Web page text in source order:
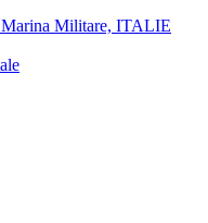
Marina Militare, ITALIE